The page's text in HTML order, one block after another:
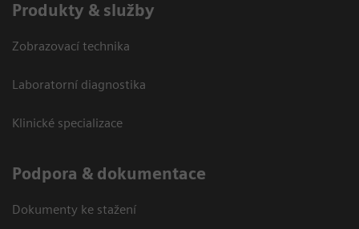
Produkty & služby
Zobrazovací technika
Laboratorní diagnostika
Klinické specializace
Podpora & dokumentace
Dokumenty ke stažení